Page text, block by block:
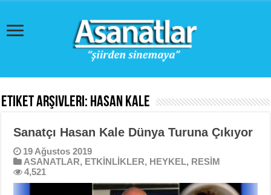
Etiket Arşivleri: Hasan Kale
Sanatçı Hasan Kale Dünya Turuna Çıkıyor
19 Ağustos 2019
ASANATLAR, ETKİNLİKLER, HEYKEL, RESİM
4,521